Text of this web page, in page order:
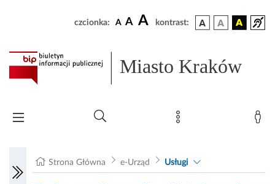
czcionka: A A A kontrast:
Miasto Kraków
Strona Główna e-Urząd Usługi